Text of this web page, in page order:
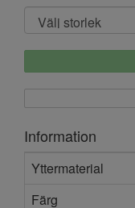
Information
Yttermaterial
Färg